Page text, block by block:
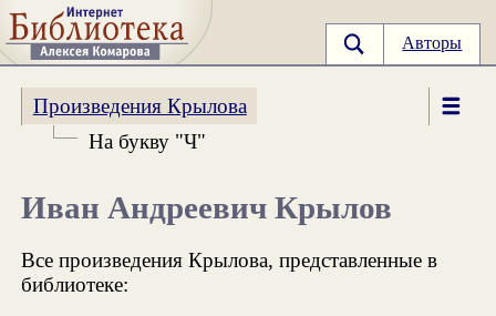
Авторы
Произведения Крылова
На букву "Ч"
Иван Андреевич Крылов
Все произведения Крылова, представленные в
библиотеке: